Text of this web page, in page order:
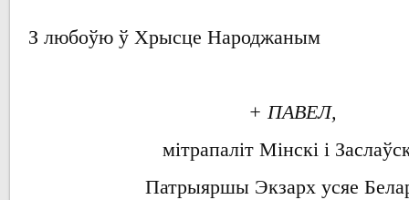
З любоўю ў Хрысце Народжаным
+ ПАВЕЛ,
мітрапаліт Мінскі і
Патрыяршы Экзарх усяе